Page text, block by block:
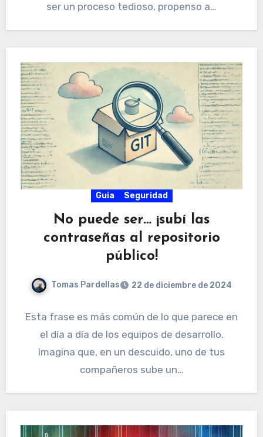
ser un proceso tedioso, propenso a…
Guia Seguridad
No puede ser… ¡subí las
contraseñas al repositorio
público!
Tomas Pardellas 22 de diciembre de 2024
Esta frase es más común de lo que parece en
el día a día de los equipos de desarrollo.
Imagina que, en un descuido, uno de tus
compañeros sube un…